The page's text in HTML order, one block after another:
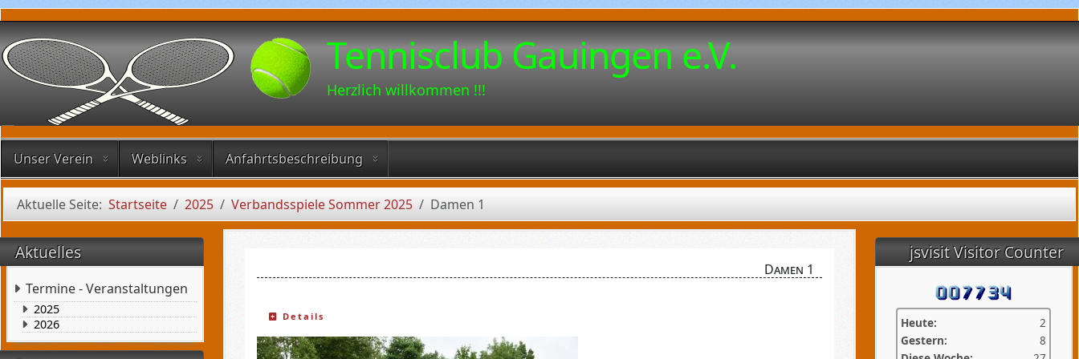
Tennisclub Gauingen e.V.
Herzlich willkommen !!!
Unser Verein Weblinks Anfahrtsbeschreibung
Aktuelle Seite: Startseite 2025 Verbandsspiele Sommer 2025 Damen 1
Aktuelles
Termine - Veranstaltungen
2025
2026
jsvisit Visitor Counter
Heute:
2
Gestern:
8
Damen 1
Details